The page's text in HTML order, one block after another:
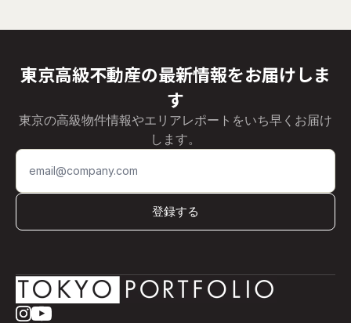
東京高級不動産の最新情報をお届けしま
す
東京の高級物件情報やエリアレポートをいち早くお届け
します。
登録する